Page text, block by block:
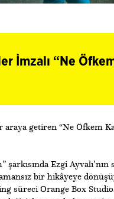
İmzalı “Ne
getiren “Ne Öfkem
şarkısında Ezgi
bir hikâyeye
süreci Orange Box